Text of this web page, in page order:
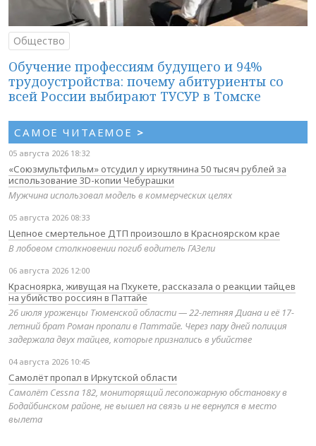
Общество
Обучение профессиям будущего и 94%
трудоустройства: почему абитуриенты со
всей России выбирают ТУСУР в Томске
САМОЕ ЧИТАЕМОЕ >
05 августа 2026 18:32
«Союзмультфильм» отсудил у иркутянина 50 тысяч рублей за
использование 3D-копии Чебурашки
Мужчина использовал модель в коммерческих целях
05 августа 2026 08:33
Цепное смертельное ДТП произошло в Красноярском крае
В лобовом столкновении погиб водитель ГАЗели
06 августа 2026 12:00
Красноярка, живущая на Пхукете, рассказала о реакции тайцев
на убийство россиян в Паттайе
26 июля уроженцы Тюменской области — 22-летняя Диана и её 17-
летний брат Роман пропали в Паттайе. Через пару дней полиция
задержала двух тайцев, которые признались в убийстве
04 августа 2026 10:45
Самолёт пропал в Иркутской области
Самолёт Cessna 182, мониторящий лесопожарную обстановку в
Бодайбинском районе, не вышел на связь и не вернулся в место
вылета